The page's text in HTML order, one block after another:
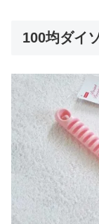
100均ダイ